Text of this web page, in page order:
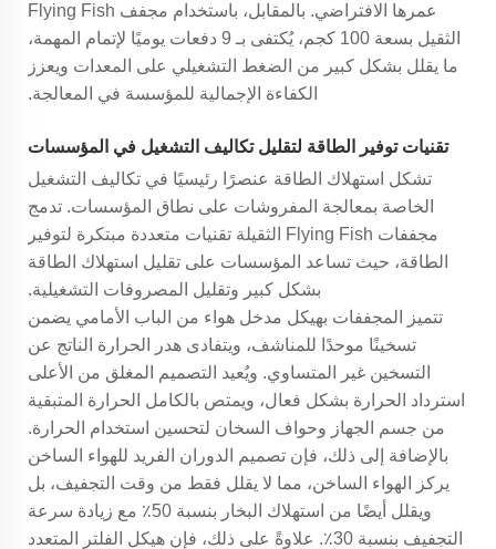
عمرها الافتراضي. بالمقابل، باستخدام مجفف Flying Fish
الثقيل بسعة 100 كجم، يُكتفى بـ 9 دفعات يوميًا لإتمام المهمة،
ما يقلل بشكل كبير من الضغط التشغيلي على المعدات ويعزز
الكفاءة الإجمالية للمؤسسة في المعالجة.
تقنيات توفير الطاقة لتقليل تكاليف التشغيل في المؤسسات
تشكل استهلاك الطاقة عنصرًا رئيسيًا في تكاليف التشغيل
الخاصة بمعالجة المفروشات على نطاق المؤسسات. تدمج
مجففات Flying Fish الثقيلة تقنيات متعددة مبتكرة لتوفير
الطاقة، حيث تساعد المؤسسات على تقليل استهلاك الطاقة
بشكل كبير وتقليل المصروفات التشغيلية.
تتميز المجففات بهيكل مدخل هواء من الباب الأمامي يضمن
تسخينًا موحدًا للمناشف، ويتفادى هدر الحرارة الناتج عن
التسخين غير المتساوي. ويُعيد التصميم المغلق من الأعلى
استرداد الحرارة بشكل فعال، ويمتص بالكامل الحرارة المتبقية
من جسم الجهاز وحواف السخان لتحسين استخدام الحرارة.
بالإضافة إلى ذلك، فإن تصميم الدوران الفريد للهواء الساخن
يركز الهواء الساخن، مما لا يقلل فقط من وقت التجفيف، بل
ويقلل أيضًا من استهلاك البخار بنسبة 50٪ مع زيادة سرعة
التجفيف بنسبة 30٪. علاوةً على ذلك، فإن هيكل الفلتر المتعدد